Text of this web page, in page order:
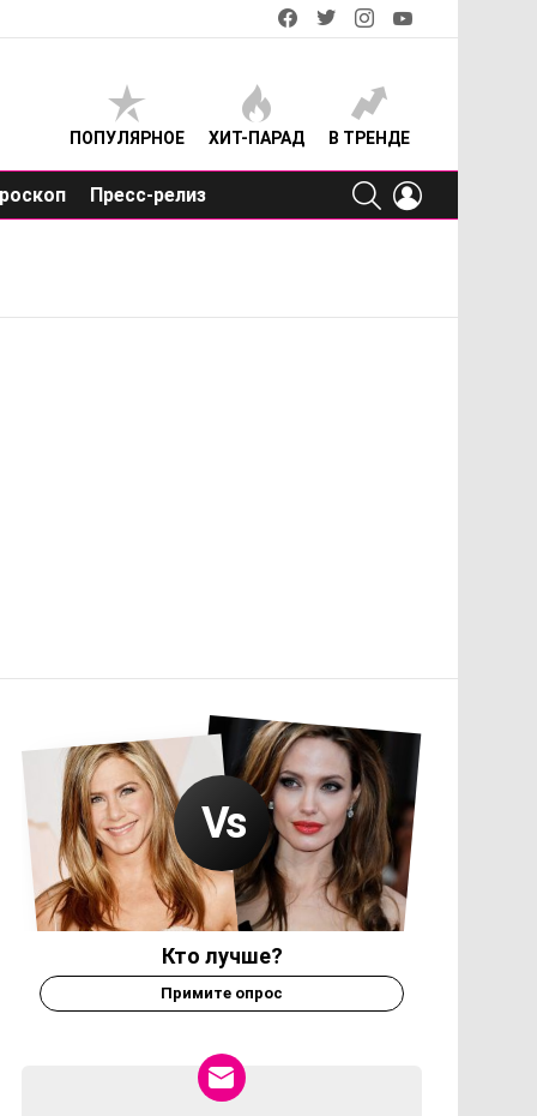
facebooktwitterinstagram
ПОПУЛЯРНОЕ ХИТ-ПАРАД В ТРЕНДЕ
Пресс-релиз
SEARCH
Кто лучше?
Примите опрос